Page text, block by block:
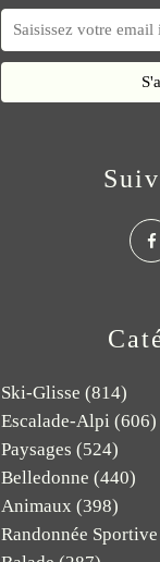
Ski-Glisse (814)
Escalade-Alpi (606)
Paysages (524)
Belledonne (440)
Animaux (398)
Randonnée Sportive